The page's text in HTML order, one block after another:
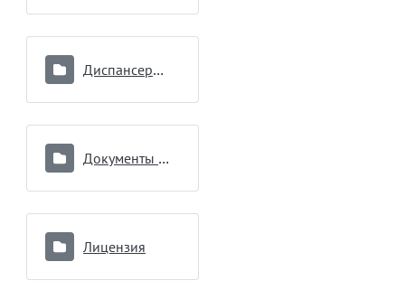
Диспансеризация
Документы подразделений
Лицензия